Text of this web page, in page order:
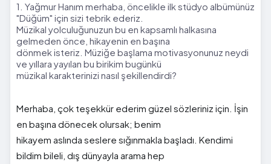
1. Yağmur Hanım merhaba, öncelikle ilk stüdyo albümünüz
"Düğüm" için sizi tebrik ederiz.
Müzikal yolculuğunuzun bu en kapsamlı halkasına
gelmeden önce, hikayenin en başına
dönmek isteriz. Müziğe başlama motivasyonunuz neydi
ve yıllara yayılan bu birikim bugünkü
müzikal karakterinizi nasıl şekillendirdi?
Merhaba, çok teşekkür ederim güzel sözleriniz için. İşin
en başına dönecek olursak; benim
hikayem aslında seslere sığınmakla başladı. Kendimi
bildim bileli, dış dünyayla arama hep